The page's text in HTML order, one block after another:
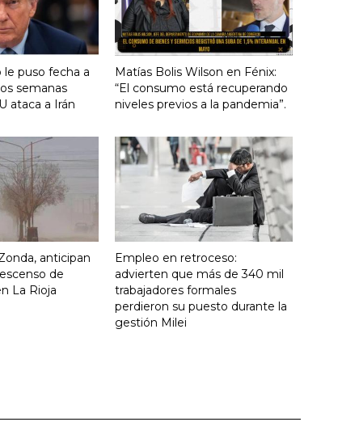
le puso fecha a
semanas
ataca a Irán
Matías Bolis Wilson en Fénix:
“El consumo está recuperando
niveles previos a la pandemia”.
anticipan
de
La Rioja
Empleo en retroceso:
advierten que más de 340 mil
trabajadores formales
perdieron su puesto durante la
gestión Milei